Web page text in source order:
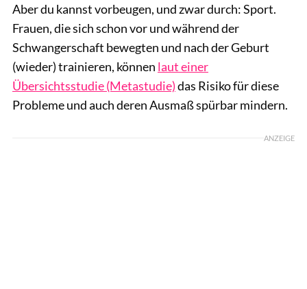
Aber du kannst vorbeugen, und zwar durch: Sport.
Frauen, die sich schon vor und während der
Schwangerschaft bewegten und nach der Geburt
(wieder) trainieren, können laut einer
Übersichtsstudie (Metastudie)das Risiko für diese
Probleme und auch deren Ausmaß spürbar mindern.
ANZEIGE